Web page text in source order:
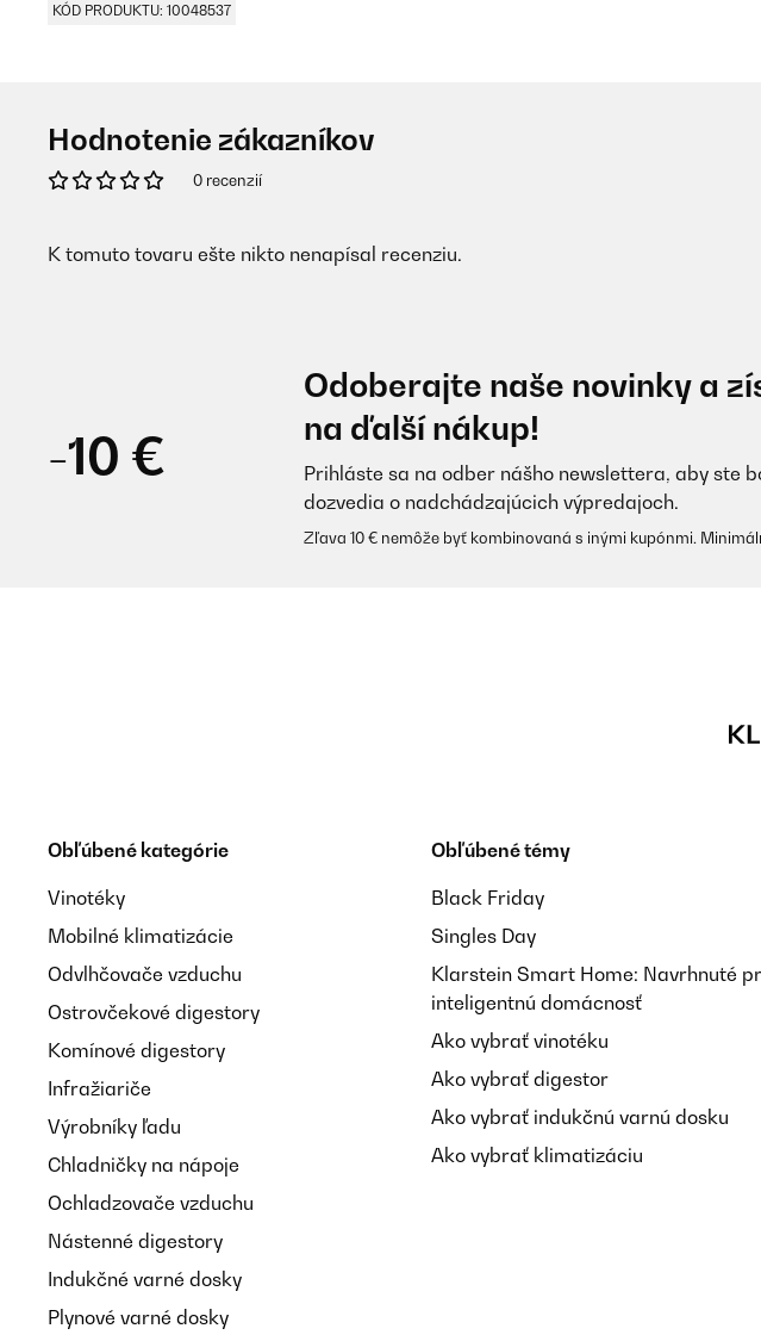
KÓD PRODUKTU: 10048537
Hodnotenie zákazníkov
0 recenzií
K tomuto tovaru ešte nikto nenapísal recenziu.
-10 €
Odoberajte naše novinky a
na ďalší nákup!
Prihláste sa na odber nášho newslettera, aby ste
dozvedia o nadchádzajúcich výpredajoch.
Zľava 10 € nemôže byť kombinovaná s inými kupónmi.
Obľúbené kategórie
Vinotéky
Mobilné klimatizácie
Odvlhčovače vzduchu
Ostrovčekové digestory
Komínové digestory
Infražiariče
Výrobníky ľadu
Chladničky na nápoje
Ochladzovače vzduchu
Nástenné digestory
Indukčné varné dosky
Plynové varné dosky
Obľúbené témy
Black Friday
Singles Day
Klarstein Smart Home: Navrhnuté
inteligentnú domácnosť
Ako vybrať vinotéku
Ako vybrať digestor
Ako vybrať indukčnú varnú dosku
Ako vybrať klimatizáciu